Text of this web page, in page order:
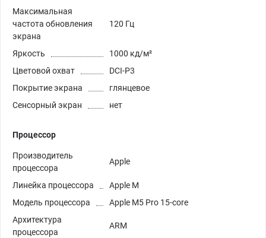
Максимальная
частота обновления
экрана
120 Гц
Яркость
1000 кд/м²
Цветовой охват
DCI-P3
Покрытие экрана
глянцевое
Сенсорный экран
нет
Процессор
Производитель
процессора
Apple
Линейка процессора
Apple M
Модель процессора
Apple M5 Pro 15-core
Архитектура
процессора
ARM